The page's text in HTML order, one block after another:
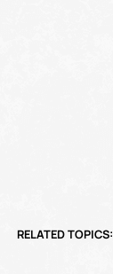
RELATED TOPICS: